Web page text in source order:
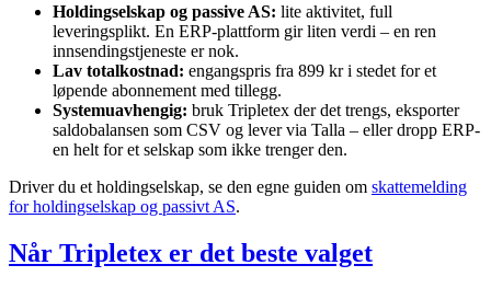
Holdingselskap og passive AS: lite aktivitet, full
leveringsplikt. En ERP-plattform gir liten verdi – en ren
innsendingstjeneste er nok.
Lav totalkostnad: engangspris fra 899 kr i stedet for et
løpende abonnement med tillegg.
Systemuavhengig: bruk Tripletex der det trengs, eksporter
saldobalansen som CSV og lever via Talla – eller dropp ERP-
en helt for et selskap som ikke trenger den.
Driver du et holdingselskap, se den egne guiden om skattemelding
for holdingselskap og passivt AS.
Når Tripletex er det beste valget